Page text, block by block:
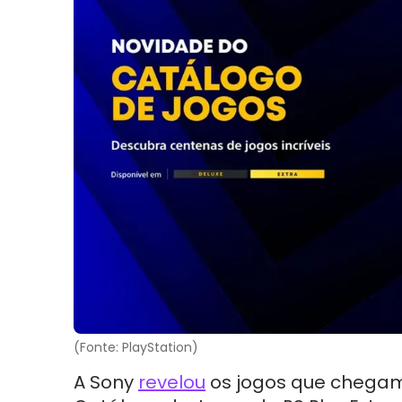
(Fonte: PlayStation)
A Sony revelou os jogos que